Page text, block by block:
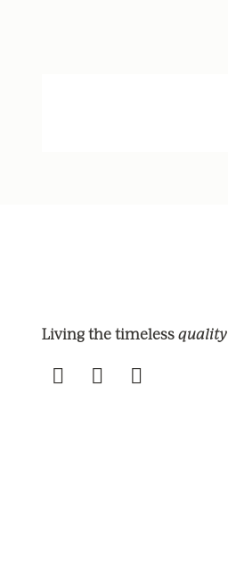
Living the timeless quality